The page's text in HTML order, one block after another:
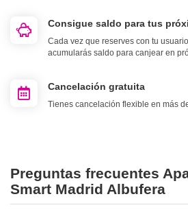
Consigue saldo para tus
Cada vez que reserves con tu
acumularás saldo para canjear en
Cancelación gratuita
Tienes cancelación flexible en más
Preguntas frecuentes
Smart Madrid Albufera